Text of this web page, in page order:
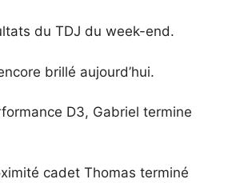
du TDJ du week-end.
brillé aujourd’hui.
D3, Gabriel termine
cadet Thomas terminé